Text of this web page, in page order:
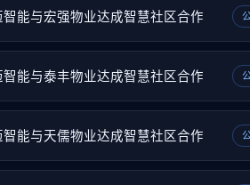
智能与宏强物业达成智慧社区合作
智能与泰丰物业达成智慧社区合作
智能与天儒物业达成智慧社区合作